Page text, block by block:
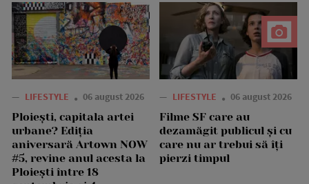
— LIFESTYLE 06 august 2026
Ploiești, capitala artei
urbane? Ediția
aniversară Artown NOW
#5, revine anul acesta la
Ploiești între 18
— LIFESTYLE 06 august 2026
Filme SF care au
dezamăgit publicul și cu
care nu ar trebui să îți
pierzi timpul